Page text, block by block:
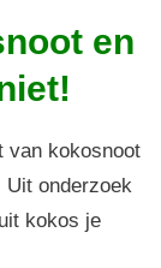
en
van kokosnoot
Uit onderzoek
kokos je